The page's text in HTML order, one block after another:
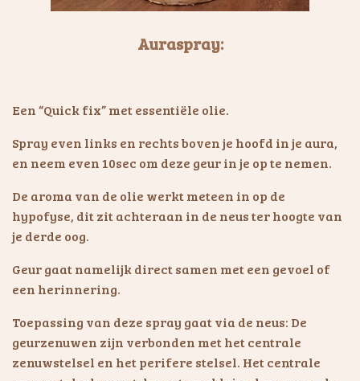
Auraspray:
Een “Quick fix” met essentiële olie.
Spray even links en rechts boven je hoofd in je aura,
en neem even 10sec om deze geur in je op te nemen.
De aroma van de olie werkt meteen in op de
hypofyse, dit zit achteraan in de neus ter hoogte van
je derde oog.
Geur gaat namelijk direct samen met een gevoel of
een herinnering.
Toepassing van deze spray gaat via de neus: De
geurzenuwen zijn verbonden met het centrale
zenuwstelsel en het perifere stelsel. Het centrale